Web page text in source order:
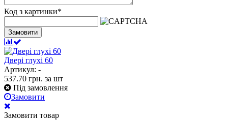
Код з картинки*
Замовити
Двері глухі 60
Артикул: -
537.70 грн. за шт
Під замовлення
Замовити
Замовити товар